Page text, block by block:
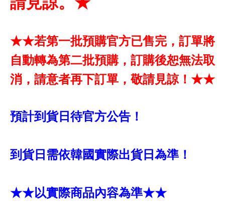
★★若第一批預購官方已售完，訂單將
自動轉為第二批預購，訂購後恕無法取
消，請意者再下訂單，敬請見諒！★★
預計到貨日待官方公告！
到貨日需依韓國實際出貨日為準！
★★以實際商品內容為準★★